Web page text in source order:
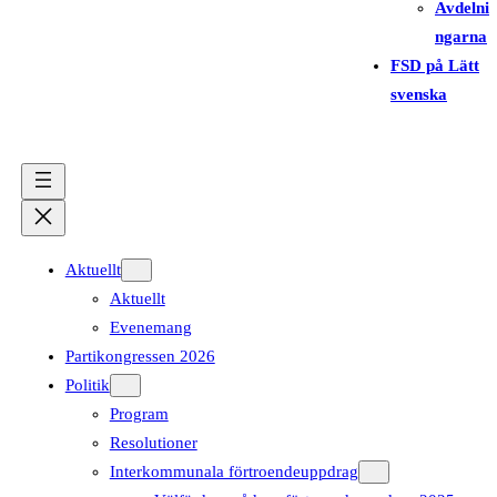
Avdelni
ngarna
FSD på Lätt
svenska
Aktuellt
Aktuellt
Evenemang
Partikongressen 2026
Politik
Program
Resolutioner
Interkommunala förtroendeuppdrag